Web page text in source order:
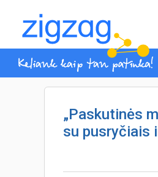
„Paskutinės
su pusryčiais